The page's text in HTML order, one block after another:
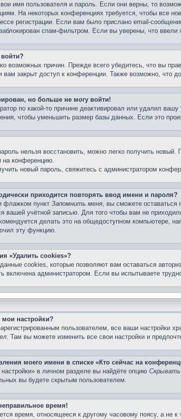
имя пользователя и пароль. Если они верны, то
На некоторых конференциях требуется, чтобы все
регистрации. Если вам было прислано email-
спам-фильтром. Если вы уверены, что
возможных причин. Прежде всего убедитесь, что вы
вам закрыт доступ к конференции. Также возможно, что
но больше не могу войти!
по какой-то причине деактивировал или удалил
чтобы уменьшить размер базы данных. Если это
нельзя восстановить, можно легко получить
на конференцию.
новый пароль, свяжитесь с администратором
приходится повторять ввод имени и пароля?
флажком пункт Запомнить меня, вы сможете оставаться
вашей учётной записью. Для того чтобы вам не
делать это на общедоступном компьютере,
эту функцию.
«Удалить cookies»?
cookies, которые позволяют вам оставаться
включена администратором. Если вы испытываете
настройки?
пользователем, все ваши настройки
. Там вы можете изменить все свои настройки и
моего имени в списке «Кто сейчас на
в личном разделе вы найдёте опцию Скрывать
вы будете скрытым пользователем.
время!
время, относящееся к другому часовому поясу, а не